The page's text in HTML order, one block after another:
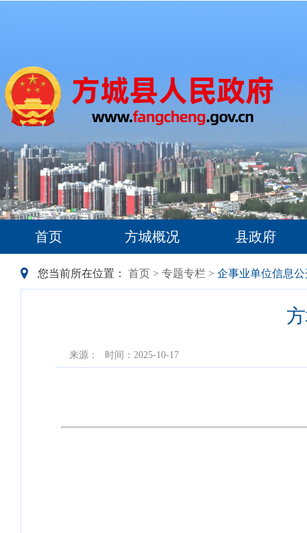
首页 方城概况 县政府
您当前所在位置： 首页 > 专题专栏 > 企事业单位信息公
来源： 时间：2025-10-17